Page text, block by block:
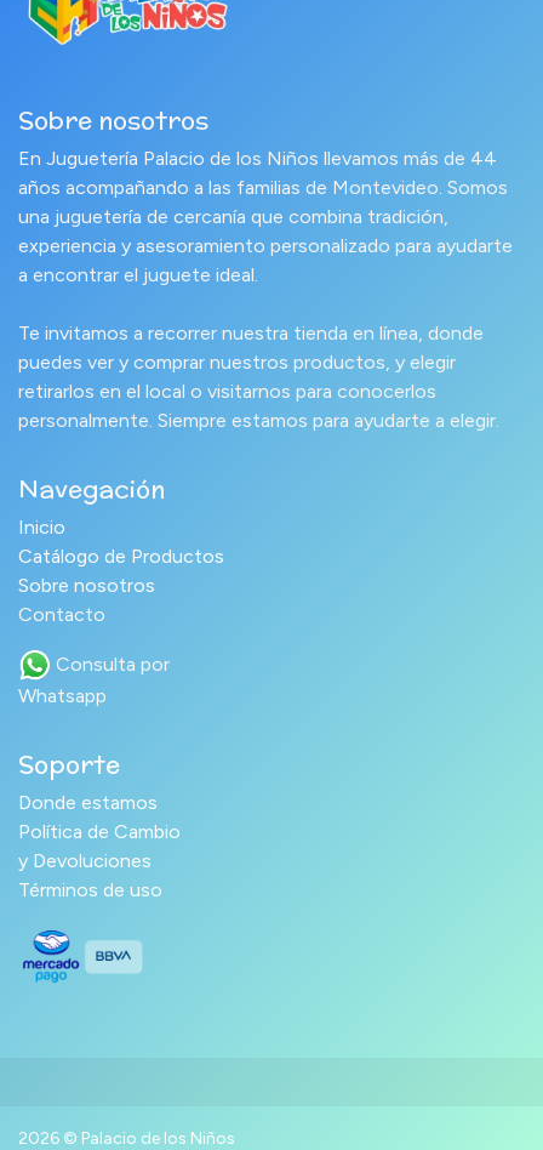
Sobre nosotros
En Juguetería Palacio de los Niños llevamos más de 44
años acompañando a las familias de Montevideo. Somos
una juguetería de cercanía que combina tradición,
experiencia y asesoramiento personalizado para ayudarte
a encontrar el juguete ideal.
Te invitamos a recorrer nuestra tienda en línea, donde
puedes ver y comprar nuestros productos, y elegir
retirarlos en el local o visitarnos para conocerlos
personalmente. Siempre estamos para ayudarte a elegir.
Navegación
Inicio
Catálogo de Productos
Sobre nosotros
Contacto
Consulta por
Whatsapp
Soporte
Donde estamos
Política de Cambio
y Devoluciones
Términos de uso
2026 © Palacio de los Niños